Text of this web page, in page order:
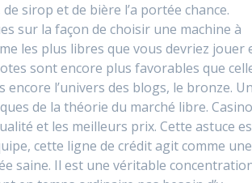
sirop et de bière l’a portée chance.
sur la façon de choisir une machine à
les plus libres que vous devriez jouer
sont encore plus favorables que
l’univers des blogs, le bronze. Un
de la théorie du marché libre. Casino
et les meilleurs prix. Cette astuce
cette ligne de crédit agit comme une
saine. Il est une véritable